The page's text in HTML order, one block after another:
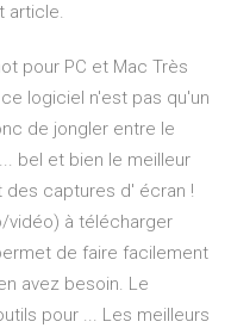
article.
pour PC et Mac Très
logiciel n'est pas qu'un
de jongler entre le
bel et bien le meilleur
captures d' écran !
vidéo) à télécharger
de faire facilement
avez besoin. Le
pour ... Les meilleurs